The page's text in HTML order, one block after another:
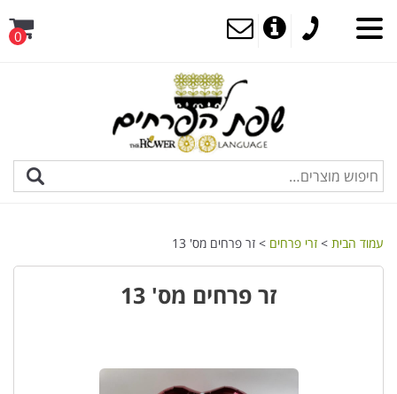
0
עמוד הבית > זרי פרחים > זר פרחים מס' 13
זר פרחים מס' 13